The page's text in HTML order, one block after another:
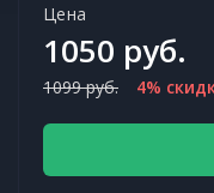
Цена
1050 руб.
1099 руб. 4%